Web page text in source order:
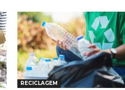
RECICLAGEM